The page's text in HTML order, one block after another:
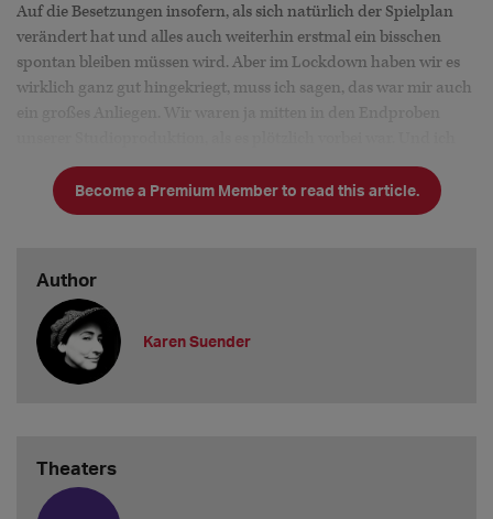
Auf die Besetzungen insofern, als sich natürlich der Spielplan
verändert hat und alles auch weiterhin erstmal ein bisschen
spontan bleiben müssen wird. Aber im Lockdown haben wir es
wirklich ganz gut hingekriegt, muss ich sagen, das war mir auch
habe mir gedacht: Es ist ja schon ein Unterschied, ob man als
gestandene*r Musiker*in mal
Become a Premium Member to read this article.
Author
Karen Suender
Theaters